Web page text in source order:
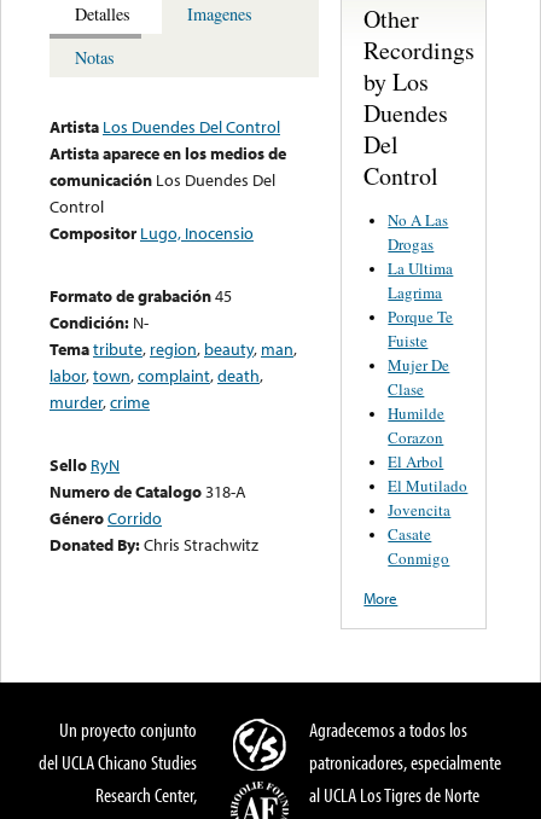
Detalles
Imagenes
Notas
Artista Los Duendes Del Control
Artista aparece en los medios de
comunicación Los Duendes Del
Control
Compositor Lugo, Inocensio
Formato de grabación45
Condición: N-
Tematribute, region, beauty, man,
labor,town,complaint,death,
murder,crime
Sello RyN
Numero de Catalogo318-A
GéneroCorrido
Donated By:Chris Strachwitz
Other
Recordings
by Los
Duendes
Del
Control
No A Las
Drogas
La Ultima
Lagrima
Porque Te
Fuiste
Mujer De
Clase
Humilde
Corazon
El Arbol
El Mutilado
Jovencita
Casate
Conmigo
More
Un proyecto conjunto
del UCLA Chicano Studies
Research Center,
Agradecemos a todos los
patronicadores, especialmente
al UCLA Los Tigres de Norte